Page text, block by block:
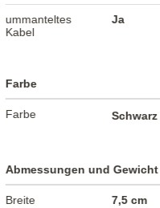
ummanteltes
Kabel
Ja
Farbe
Farbe Schwarz
Abmessungen und Gewicht
Breite 7,5 cm